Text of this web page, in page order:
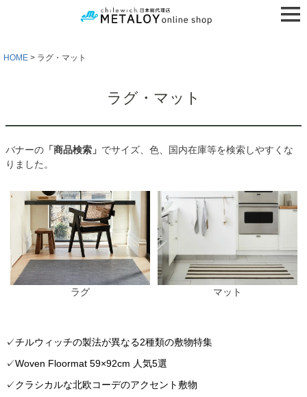
HOME ラグ・マット
ラグ・マット
バナーの 「商品検索」 でサイズ、色、国内在庫等を検索しやすくな
りました。
ラグ マット
チルウィッチの製法が異なる2種類の敷物特集
Woven Floormat 59×92cm 人気5選
クラシカルな北欧コーデのアクセント敷物
検索